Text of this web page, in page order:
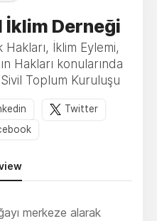
İklim Derneği
İklim Eylemi,
Hakları konularında
Toplum Kuruluşu
Twitter
merkeze alarak